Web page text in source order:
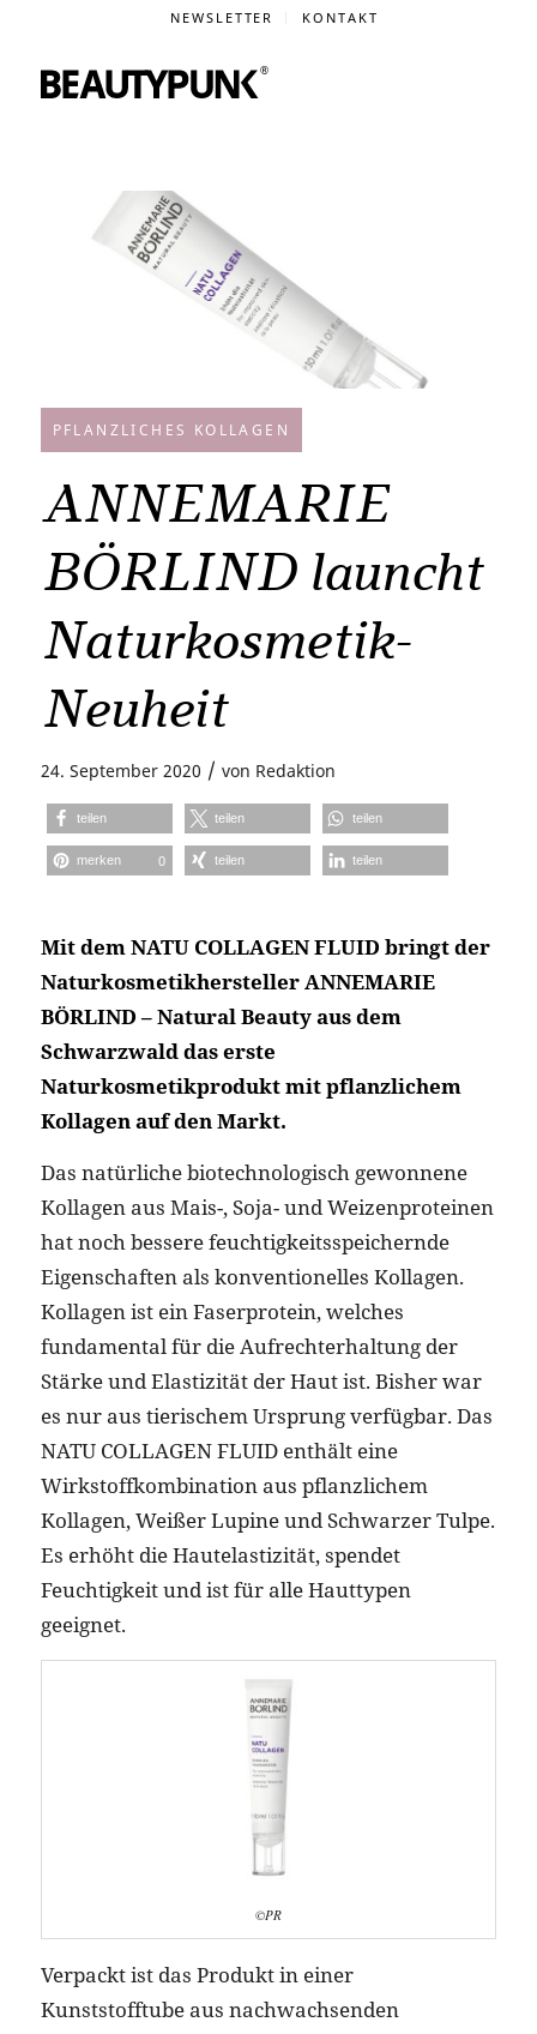
NEWSLETTER KONTAKT
PFLANZLICHES KOLLAGEN
ANNEMARIE
BÖRLIND launcht
Naturkosmetik-
Neuheit
24. September 2020 / von Redaktion
teilen teilen teilen
merken 0 teilen teilen
Mit dem NATU COLLAGEN FLUID bringt der
Naturkosmetikhersteller ANNEMARIE
BÖRLIND – Natural Beauty aus dem
Schwarzwald das erste
Naturkosmetikprodukt mit pflanzlichem
Kollagen auf den Markt.
Das natürliche biotechnologisch gewonnene
Kollagen aus Mais-, Soja- und Weizenproteinen
hat noch bessere feuchtigkeitsspeichernde
Eigenschaften als konventionelles Kollagen.
Kollagen ist ein Faserprotein, welches
fundamental für die Aufrechterhaltung der
Stärke und Elastizität der Haut ist. Bisher war
es nur aus tierischem Ursprung verfügbar. Das
NATU COLLAGEN FLUID enthält eine
Wirkstoffkombination aus pflanzlichem
Kollagen, Weißer Lupine und Schwarzer Tulpe.
Es erhöht die Hautelastizität, spendet
Feuchtigkeit und ist für alle Hauttypen
geeignet.
©PR
Verpackt ist das Produkt in einer
Kunststofftube aus nachwachsenden